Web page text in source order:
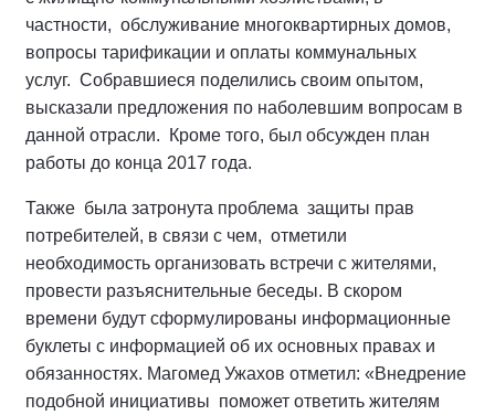
частности, обслуживание многоквартирных домов,
вопросы тарификации и оплаты коммунальных
услуг. Собравшиеся поделились своим опытом,
высказали предложения по наболевшим вопросам в
данной отрасли. Кроме того, был обсужден план
работы до конца 2017 года.
Также была затронута проблема защиты прав
потребителей, в связи с чем, отметили
необходимость организовать встречи с жителями,
провести разъяснительные беседы. В скором
времени будут сформулированы информационные
буклеты с информацией об их основных правах и
обязанностях. Магомед Ужахов отметил: «Внедрение
подобной инициативы поможет ответить жителям